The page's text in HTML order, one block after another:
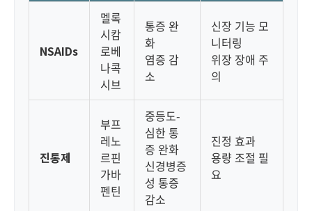
NSAIDs
멜록
시캄
로베
나콕
시브
통증 완
화
염증 감
소
신장 기능 모
니터링
위장 장애 주
의
진통제
부프
레노
르핀
가바
펜틴
중등도-
심한 통
증 완화
신경병증
성 통증
감소
진정 효과
용량 조절 필
요